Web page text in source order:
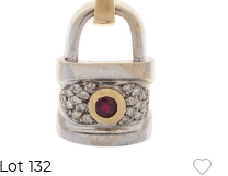
Lot 132